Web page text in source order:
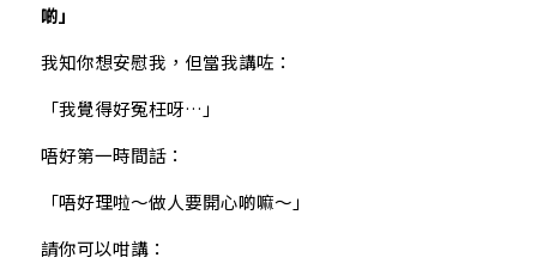
啲」
我知你想安慰我，但當我講咗：
「我覺得好冤枉呀…」
唔好第一時間話：
「唔好理啦～做人要開心啲嘛～」
請你可以咁講：